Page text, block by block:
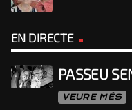
EN DIRECTE
PASSEU
VEURE MÉS